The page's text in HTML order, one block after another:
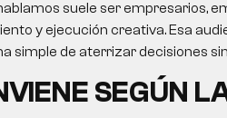
suele ser empresarios,
y ejecución creativa. Esa
simple de aterrizar decisiones
SEGÚN